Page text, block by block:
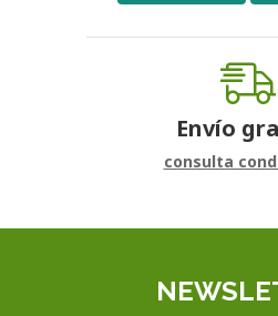
Envío
consulta